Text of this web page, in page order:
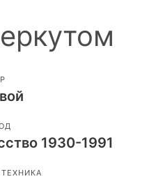
1930-1991